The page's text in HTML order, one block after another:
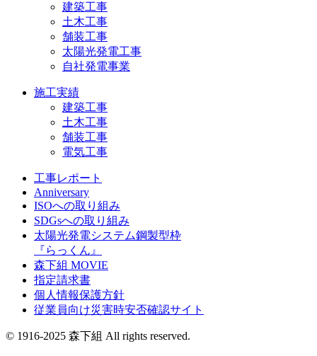
建築工事
土木工事
舗装工事
太陽光発電工事
自社発電事業
施工実績
建築工事
土木工事
舗装工事
電気工事
工事レポート
Anniversary
ISOへの取り組み
SDGsへの取り組み
太陽光発電システム鋼製型枠
『らっくん』
森下組 MOVIE
指定請求書
個人情報保護方針
従業員向け災害時安否確認サイト
© 1916-2025 森下組 All rights reserved.